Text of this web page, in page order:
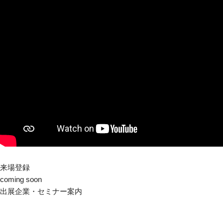
来場登録
coming soon
出展企業・セミナー案内